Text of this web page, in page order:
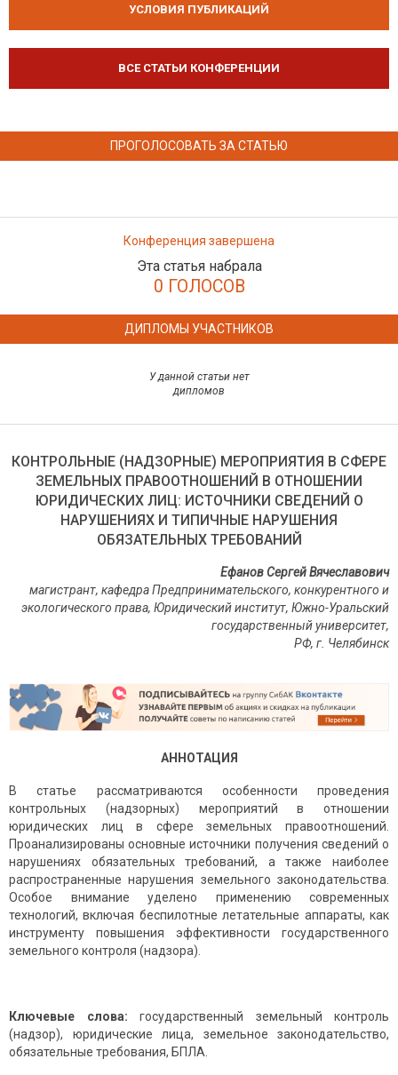
УСЛОВИЯ ПУБЛИКАЦИЙ
ВСЕ СТАТЬИ КОНФЕРЕНЦИИ
ПРОГОЛОСОВАТЬ ЗА СТАТЬЮ
Конференция завершена
Эта статья набрала
0 ГОЛОСОВ
ДИПЛОМЫ УЧАСТНИКОВ
У данной статьи нет
дипломов
КОНТРОЛЬНЫЕ (НАДЗОРНЫЕ) МЕРОПРИЯТИЯ В СФЕРЕ
ЗЕМЕЛЬНЫХ ПРАВООТНОШЕНИЙ В ОТНОШЕНИИ
ЮРИДИЧЕСКИХ ЛИЦ: ИСТОЧНИКИ СВЕДЕНИЙ О
НАРУШЕНИЯХ И ТИПИЧНЫЕ НАРУШЕНИЯ
ОБЯЗАТЕЛЬНЫХ ТРЕБОВАНИЙ
Ефанов Сергей Вячеславович
магистрант, кафедра Предпринимательского, конкурентного и
экологического права, Юридический институт, Южно-Уральский
государственный университет,
РФ, г. Челябинск
АННОТАЦИЯ
В статье рассматриваются особенности проведения
контрольных (надзорных) мероприятий в отношении
юридических лиц в сфере земельных правоотношений.
Проанализированы основные источники получения сведений о
нарушениях обязательных требований, а также наиболее
распространенные нарушения земельного законодательства.
Особое внимание уделено применению современных
технологий, включая беспилотные летательные аппараты, как
инструменту повышения эффективности государственного
земельного контроля (надзора).
Ключевые слова: государственный земельный контроль
(надзор), юридические лица, земельное законодательство,
обязательные требования, БПЛА.